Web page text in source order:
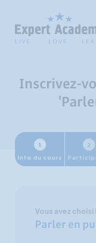
Inscrivez-
1
Info du cours
2
Vous avez
Parler en